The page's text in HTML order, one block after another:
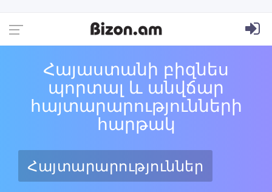
Հայաստանի բիզնես
պորտալ և անվճար
հայտարարությունների
հարթակ
Հայտարարություններ